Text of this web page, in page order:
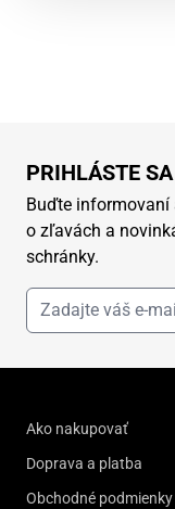
PRIHLÁSTE
Buďte
o zľavách a
schránky.
Ako nakupovať
Doprava a platba
Obchodné podmienky